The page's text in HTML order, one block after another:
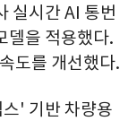
실시간 AI 통번
델을 적용했다.
도를 개선했다.
' 기반 차량용